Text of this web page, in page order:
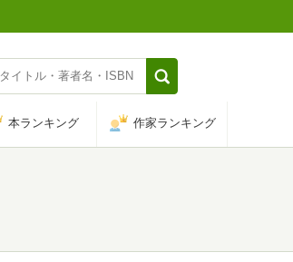
本ランキング 作家ランキング